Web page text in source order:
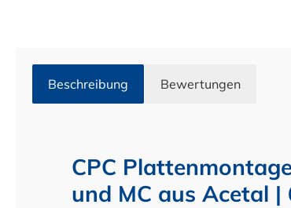
Beschreibung Bewertungen
CPC
und MC aus Acetal |